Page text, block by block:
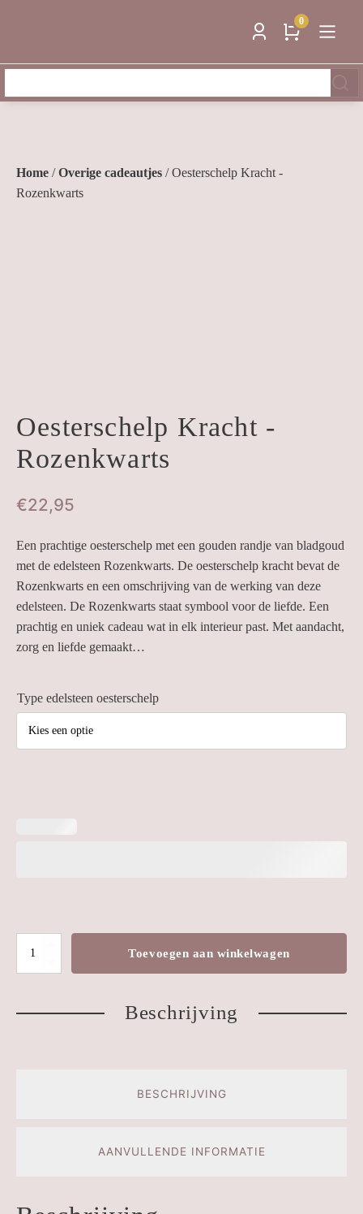
0
naar:
Home /Overige cadeautjes / Oesterschelp Kracht -
Rozenkwarts
Oesterschelp Kracht -
Rozenkwarts
€22,95
Een prachtige oesterschelp met een gouden randje van bladgoud
met de edelsteen Rozenkwarts. De oesterschelp kracht bevat de
Rozenkwarts en een omschrijving van de werking van deze
edelsteen. De Rozenkwarts staat symbool voor de liefde. Een
prachtig en uniek cadeau wat in elk interieur past. Met aandacht,
zorg en liefde gemaakt…
Type edelsteen oesterschelp
Oesterschelp
Toevoegen aan winkelwagen
Beschrijving
BESCHRIJVING
AANVULLENDE INFORMATIE